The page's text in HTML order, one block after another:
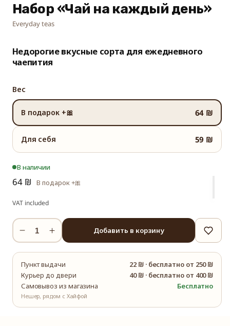
Набор «Чай на каждый день»
Everyday teas
Недорогие вкусные сорта для ежедневного
чаепития
Вес
В подарок +🎀 64 ₪
Для себя 59 ₪
В наличии
64 ₪ В подарок +🎀
VAT included
Уменьшить
количество
«Чай
на
каждый
день»
Увеличить
количество
«Чай
на
каждый
день»
Добавить в корзину
Пункт выдачи 22 ₪ · бесплатно от 250 ₪
Курьер до двери
40 ₪ · бесплатно от 400 ₪
Самовывоз из магазина
Нешер, рядом с Хайфой
Бесплатно